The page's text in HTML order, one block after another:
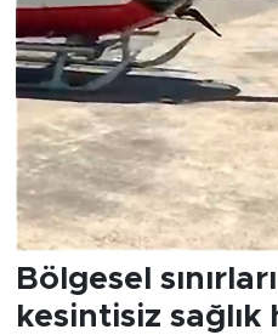
Bölgesel
kesintisiz sağlık